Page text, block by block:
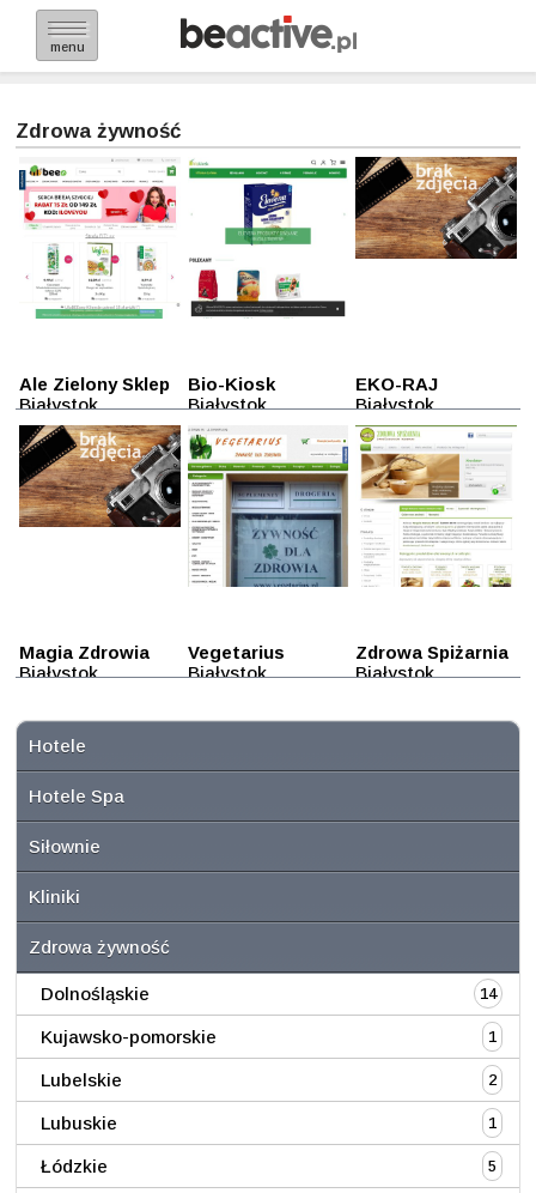
menu
Zdrowa żywność
Ale Zielony Sklep
Białystok
Bio-Kiosk
Białystok
EKO-RAJ
Białystok
Magia Zdrowia
Białystok
Vegetarius
Białystok
Zdrowa Spiżarnia
Białystok
Hotele
Hotele Spa
Siłownie
Kliniki
Zdrowa żywność
Dolnośląskie 14
Kujawsko-pomorskie 1
Lubelskie 2
Lubuskie 1
Łódzkie 5